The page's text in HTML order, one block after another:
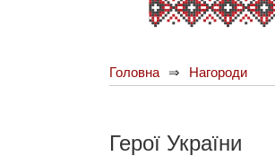
Головна Нагороди
Герої України